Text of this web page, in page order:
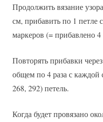
Продолжить вязание
см, прибавить по 1 петле
маркеров (= прибавлено 4
Повторять прибавки
общем по 4 раза с каждой
268, 292) петель.
Когда будет провязано